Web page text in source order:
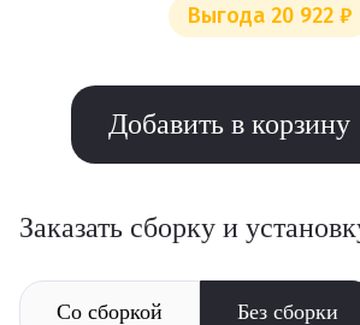
Выгода 20 922 ₽
Добавить в корзину
Заказать сборку и
Со сборкой Без сборки